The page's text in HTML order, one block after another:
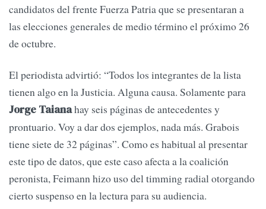
candidatos del frente Fuerza Patria que se presentaran a
las elecciones generales de medio término el próximo 26
de octubre.
El periodista advirtió: “Todos los integrantes de la lista
tienen algo en la Justicia. Alguna causa. Solamente para
Jorge Taianahay seis páginas de antecedentes y
prontuario. Voy a dar dos ejemplos, nada más. Grabois
tiene siete de 32 páginas”. Como es habitual al presentar
este tipo de datos, que este caso afecta a la coalición
peronista, Feimann hizo uso del timming radial otorgando
cierto suspenso en la lectura para su audiencia.